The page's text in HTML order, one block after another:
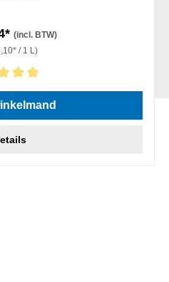
(incl. BTW)
/ 1 L)
5 van 5 sterren